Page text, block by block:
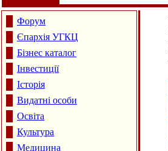
Форум
Єпархія УГКЦ
Бізнес каталог
Інвестиції
Історія
Видатні особи
Освіта
Культура
Медицина